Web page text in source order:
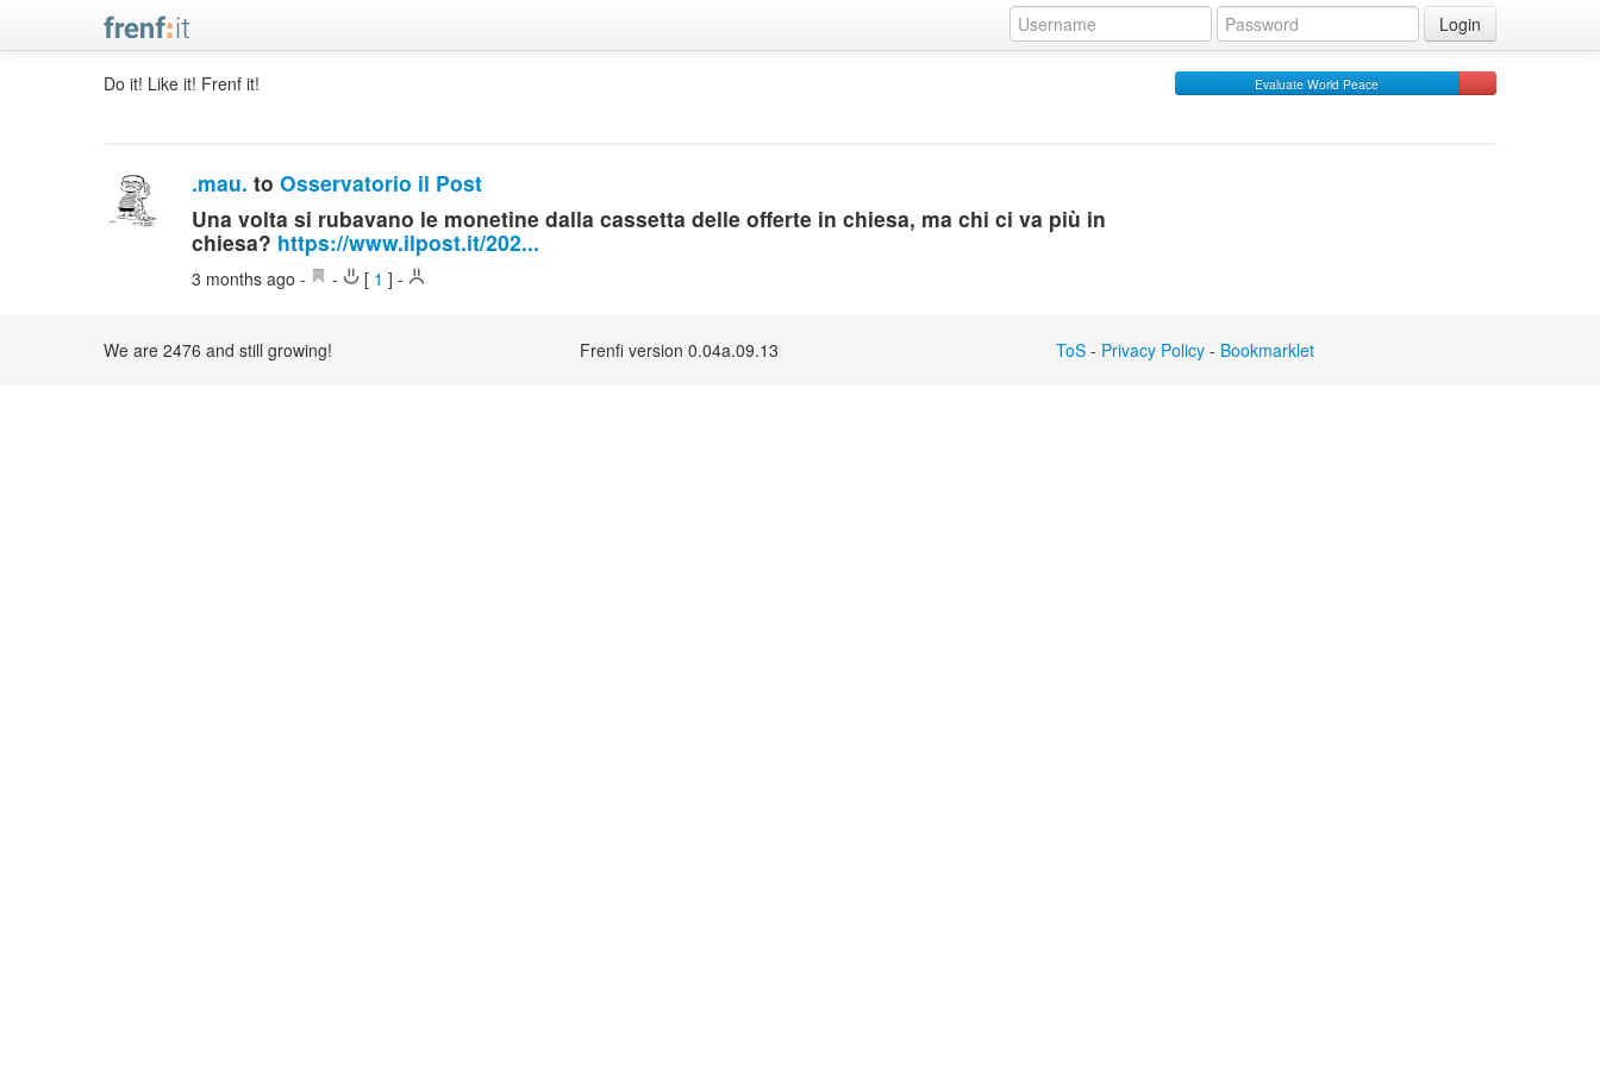
Login
Do it! Like it! Frenf it! Evaluate World Peace
.mau. toOsservatorio il Post
Una volta si rubavano le monetine dalla cassetta delle offerte in chiesa, ma chi ci va più in
chiesa? https://www.ilpost.it/202...
3 months ago- - [ 1 ] -
We are 2476 and still growing! Frenfi version 0.04a.09.13 ToS - Privacy Policy - Bookmarklet